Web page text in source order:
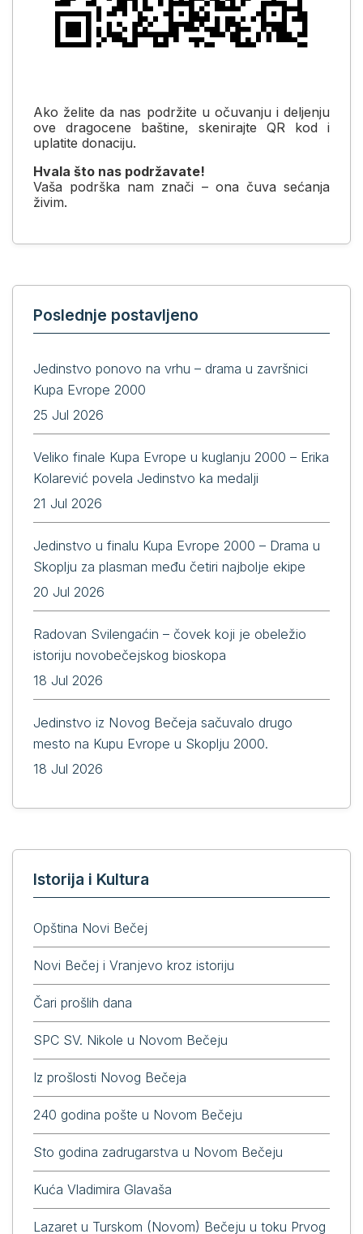
Ako želite da nas podržite u očuvanju i deljenju
ove dragocene baštine, skenirajte QR kod i
uplatite donaciju.
Hvala što nas podržavate!
Vaša podrška nam znači – ona čuva sećanja
živim.
Poslednje postavljeno
Jedinstvo ponovo na vrhu – drama u završnici
Kupa Evrope 2000
25 Jul 2026
Veliko finale Kupa Evrope u kuglanju 2000 – Erika
Kolarević povela Jedinstvo ka medalji
21 Jul 2026
Jedinstvo u finalu Kupa Evrope 2000 – Drama u
Skoplju za plasman među četiri najbolje ekipe
20 Jul 2026
Radovan Svilengaćin – čovek koji je obeležio
istoriju novobečejskog bioskopa
18 Jul 2026
Jedinstvo iz Novog Bečeja sačuvalo drugo
mesto na Kupu Evrope u Skoplju 2000.
18 Jul 2026
Istorija i Kultura
Opština Novi Bečej
Novi Bečej i Vranjevo kroz istoriju
Čari prošlih dana
SPC SV. Nikole u Novom Bečeju
Iz prošlosti Novog Bečeja
240 godina pošte u Novom Bečeju
Sto godina zadrugarstva u Novom Bečeju
Kuća Vladimira Glavaša
Lazaret u Turskom (Novom) Bečeju u toku Prvog